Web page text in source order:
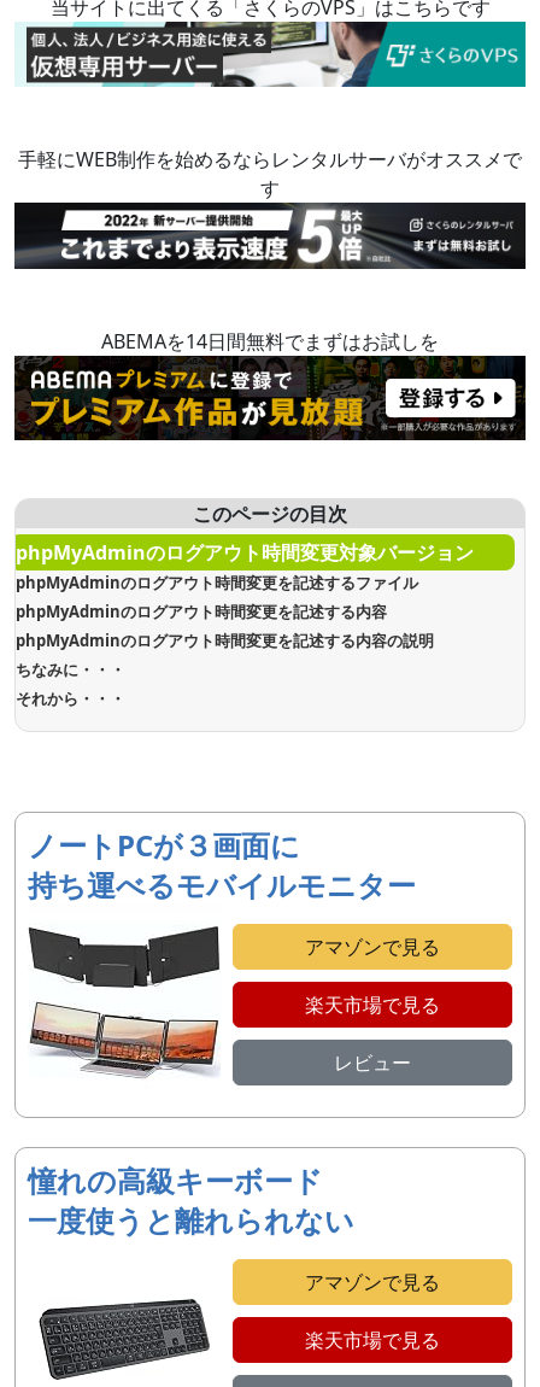
当サイトに出てくる「さくらのVPS」はこちらです
手軽にWEB制作を始めるならレンタルサーバがオススメで
す
ABEMAを14日間無料でまずはお試しを
このページの目次
phpMyAdminのログアウト時間変更対象バージョン
phpMyAdminのログアウト時間変更を記述するファイル
phpMyAdminのログアウト時間変更を記述する内容
phpMyAdminのログアウト時間変更を記述する内容の説明
ちなみに・・・
それから・・・
ノートPCが３画面に
持ち運べるモバイルモニター
アマゾンで見る
楽天市場で見る
レビュー
憧れの高級キーボード
一度使うと離れられない
アマゾンで見る
楽天市場で見る